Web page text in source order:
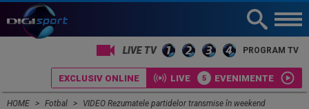
PROGRAM TV
EXCLUSIV ONLINE LIVE EVENIMENTE
HOME Fotbal VIDEO Rezumatele partidelor transmise în weekend